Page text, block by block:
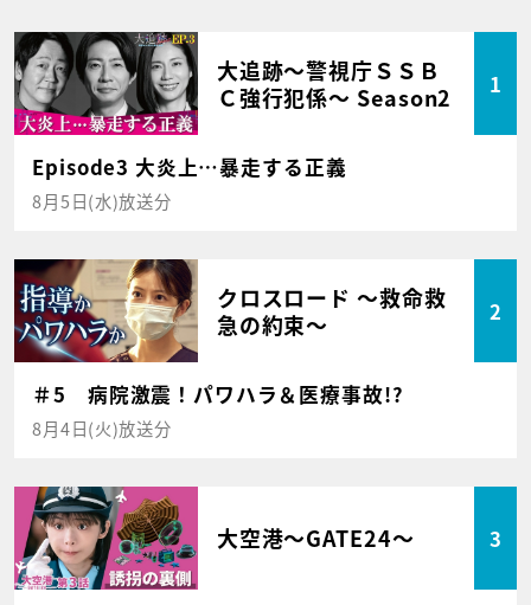
大追跡～警視庁ＳＳＢ
Ｃ強行犯係～ Season2
1
Episode3 大炎上…暴走する正義
8月5日(水)放送分
クロスロード ～救命救
急の約束～
2
＃5 病院激震！パワハラ＆医療事故!?
8月4日(火)放送分
大空港～GATE24～ 3